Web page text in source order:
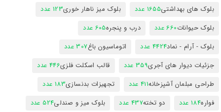
بلوک های بهداشتی1655 عدد بلوک میز ناهار خوری123 عدد
بلوک حیوانات660 عدد درب و پنجره605 عدد
بلوک - آرام - نماد4424 عدد اتوماسیون باغ307 عدد
جزئیات دیوار های آجری359 عدد قالب اسکلت فلزی446 عدد
طراحی مبلمان آشپزخانه411 عدد تجهیزات بدنسازی183 عدد
فواره184 عدد دو تخته437 عدد بلوک میز و صندلی524 عدد